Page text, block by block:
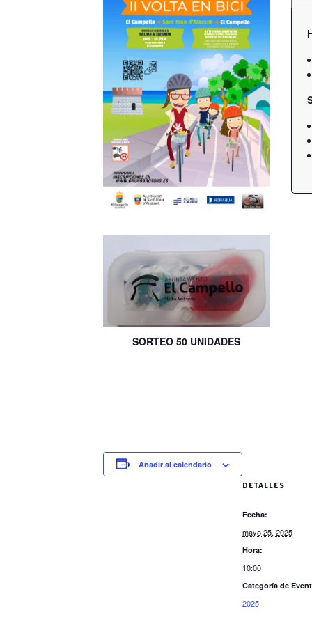
SORTEO 50 UNIDADES
Añadir al calendario
DETALLES
Fecha:
mayo 25, 2025
Hora:
10:00
Categoría de
2025